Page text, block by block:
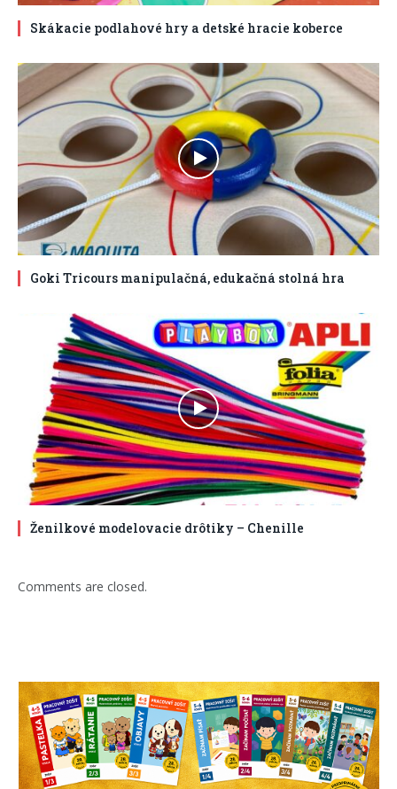
Skákacie podlahové hry a detské hracie koberce
Goki Tricours manipulačná, edukačná stolná hra
Ženilkové modelovacie drôtiky – Chenille
Comments are closed.